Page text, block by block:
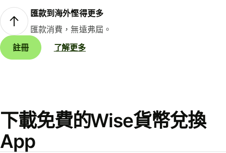
匯款到海外慳得更多
匯款消費，無遠弗屆。
註冊
了解更多
下載免費的Wise貨幣兌換
App